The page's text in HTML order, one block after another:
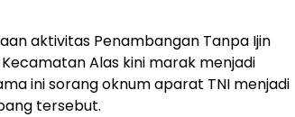
aktivitas Penambangan Tanpa Ijin
Alas kini marak menjadi
ini sorang oknum aparat TNI menjadi
tersebut.